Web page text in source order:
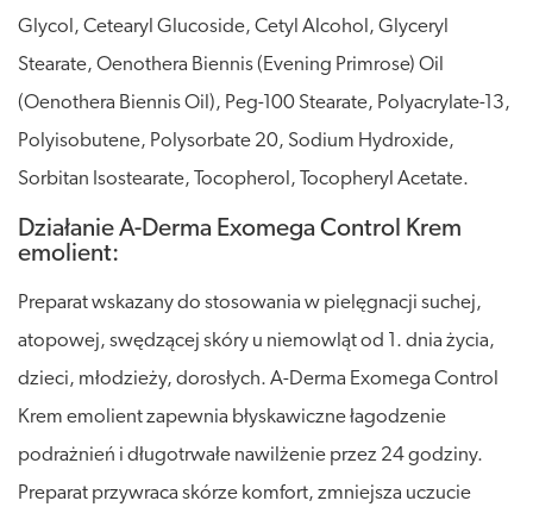
Glycol, Cetearyl Glucoside, Cetyl Alcohol, Glyceryl
Stearate, Oenothera Biennis (Evening Primrose) Oil
(Oenothera Biennis Oil), Peg-100 Stearate, Polyacrylate-13,
Polyisobutene, Polysorbate 20, Sodium Hydroxide,
Sorbitan Isostearate, Tocopherol, Tocopheryl Acetate.
Działanie A-Derma Exomega Control Krem
emolient:
Preparat wskazany do stosowania w pielęgnacji suchej,
atopowej, swędzącej skóry u niemowląt od 1. dnia życia,
dzieci, młodzieży, dorosłych. A-Derma Exomega Control
Krem emolient zapewnia błyskawiczne łagodzenie
podrażnień i długotrwałe nawilżenie przez 24 godziny.
Preparat przywraca skórze komfort, zmniejsza uczucie